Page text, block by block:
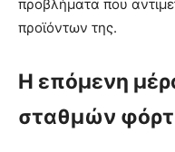
προβλήματα που
προϊόντων της.
Η επόμενη
σταθμών